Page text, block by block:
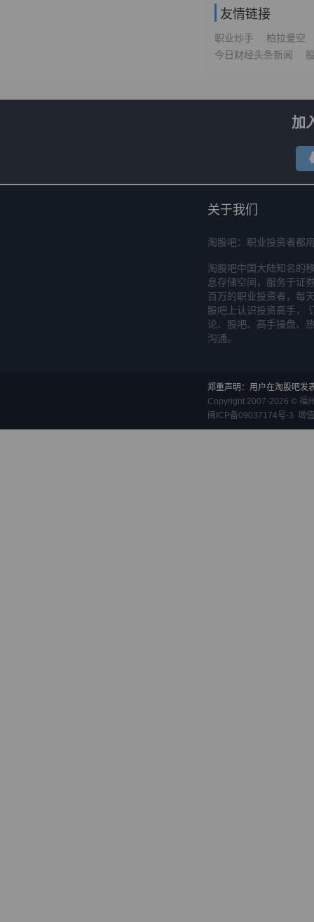
友情链接
职业炒手
柏拉爱空
今日财经头条新闻
加
关于我们
淘股吧：职业投资者都
淘股吧中国大陆知名的
息存储空间，服务于证
百万的职业投资者，每
股吧上认识投资高手，
论、股吧、高手操盘、
沟通。
郑重声明：用户在淘股吧发
Copyright 2007-2026 © 福
闽ICP备09037174号-3 增